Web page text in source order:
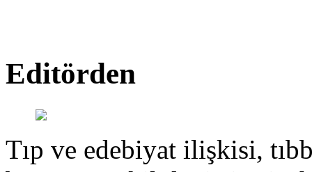
Editörden
Tıp ve edebiyat ilişkisi,